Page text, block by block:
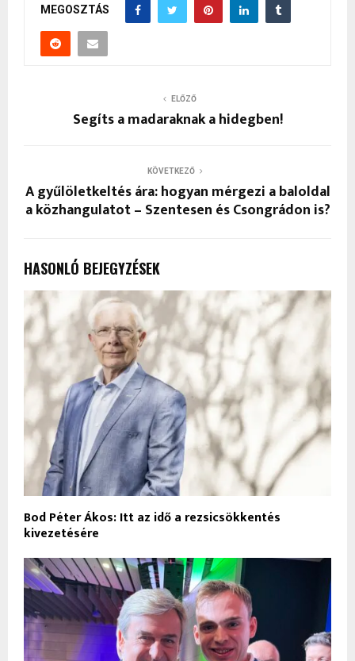
MEGOSZTÁS
ELŐZŐ
Segíts a madaraknak a hidegben!
KÖVETKEZŐ
A gyűlöletkeltés ára: hogyan mérgezi a baloldal
a közhangulatot – Szentesen és Csongrádon is?
HASONLÓ BEJEGYZÉSEK
Bod Péter Ákos: Itt az idő a rezsicsökkentés
kivezetésére